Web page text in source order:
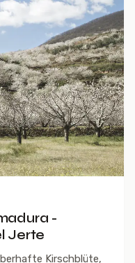
-
Jerte
Kirschblüte,